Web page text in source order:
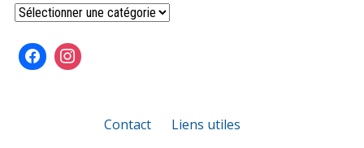
Catégories
Contact Liens utiles